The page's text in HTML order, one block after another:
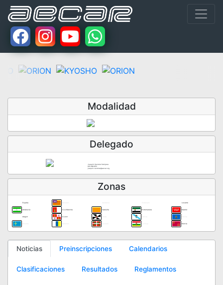
Modalidad
Delegado
Joaquín Castelar Subijana
691.088.852
joaquin.castelar@aecar.org
Zonas
España Levante
Andalucía C.La Mancha Cataluña Extremadura Madrid
Aragon C.Leon
Murcia
Noticias Preinscripciones Calendarios
Clasificaciones Resultados Reglamentos